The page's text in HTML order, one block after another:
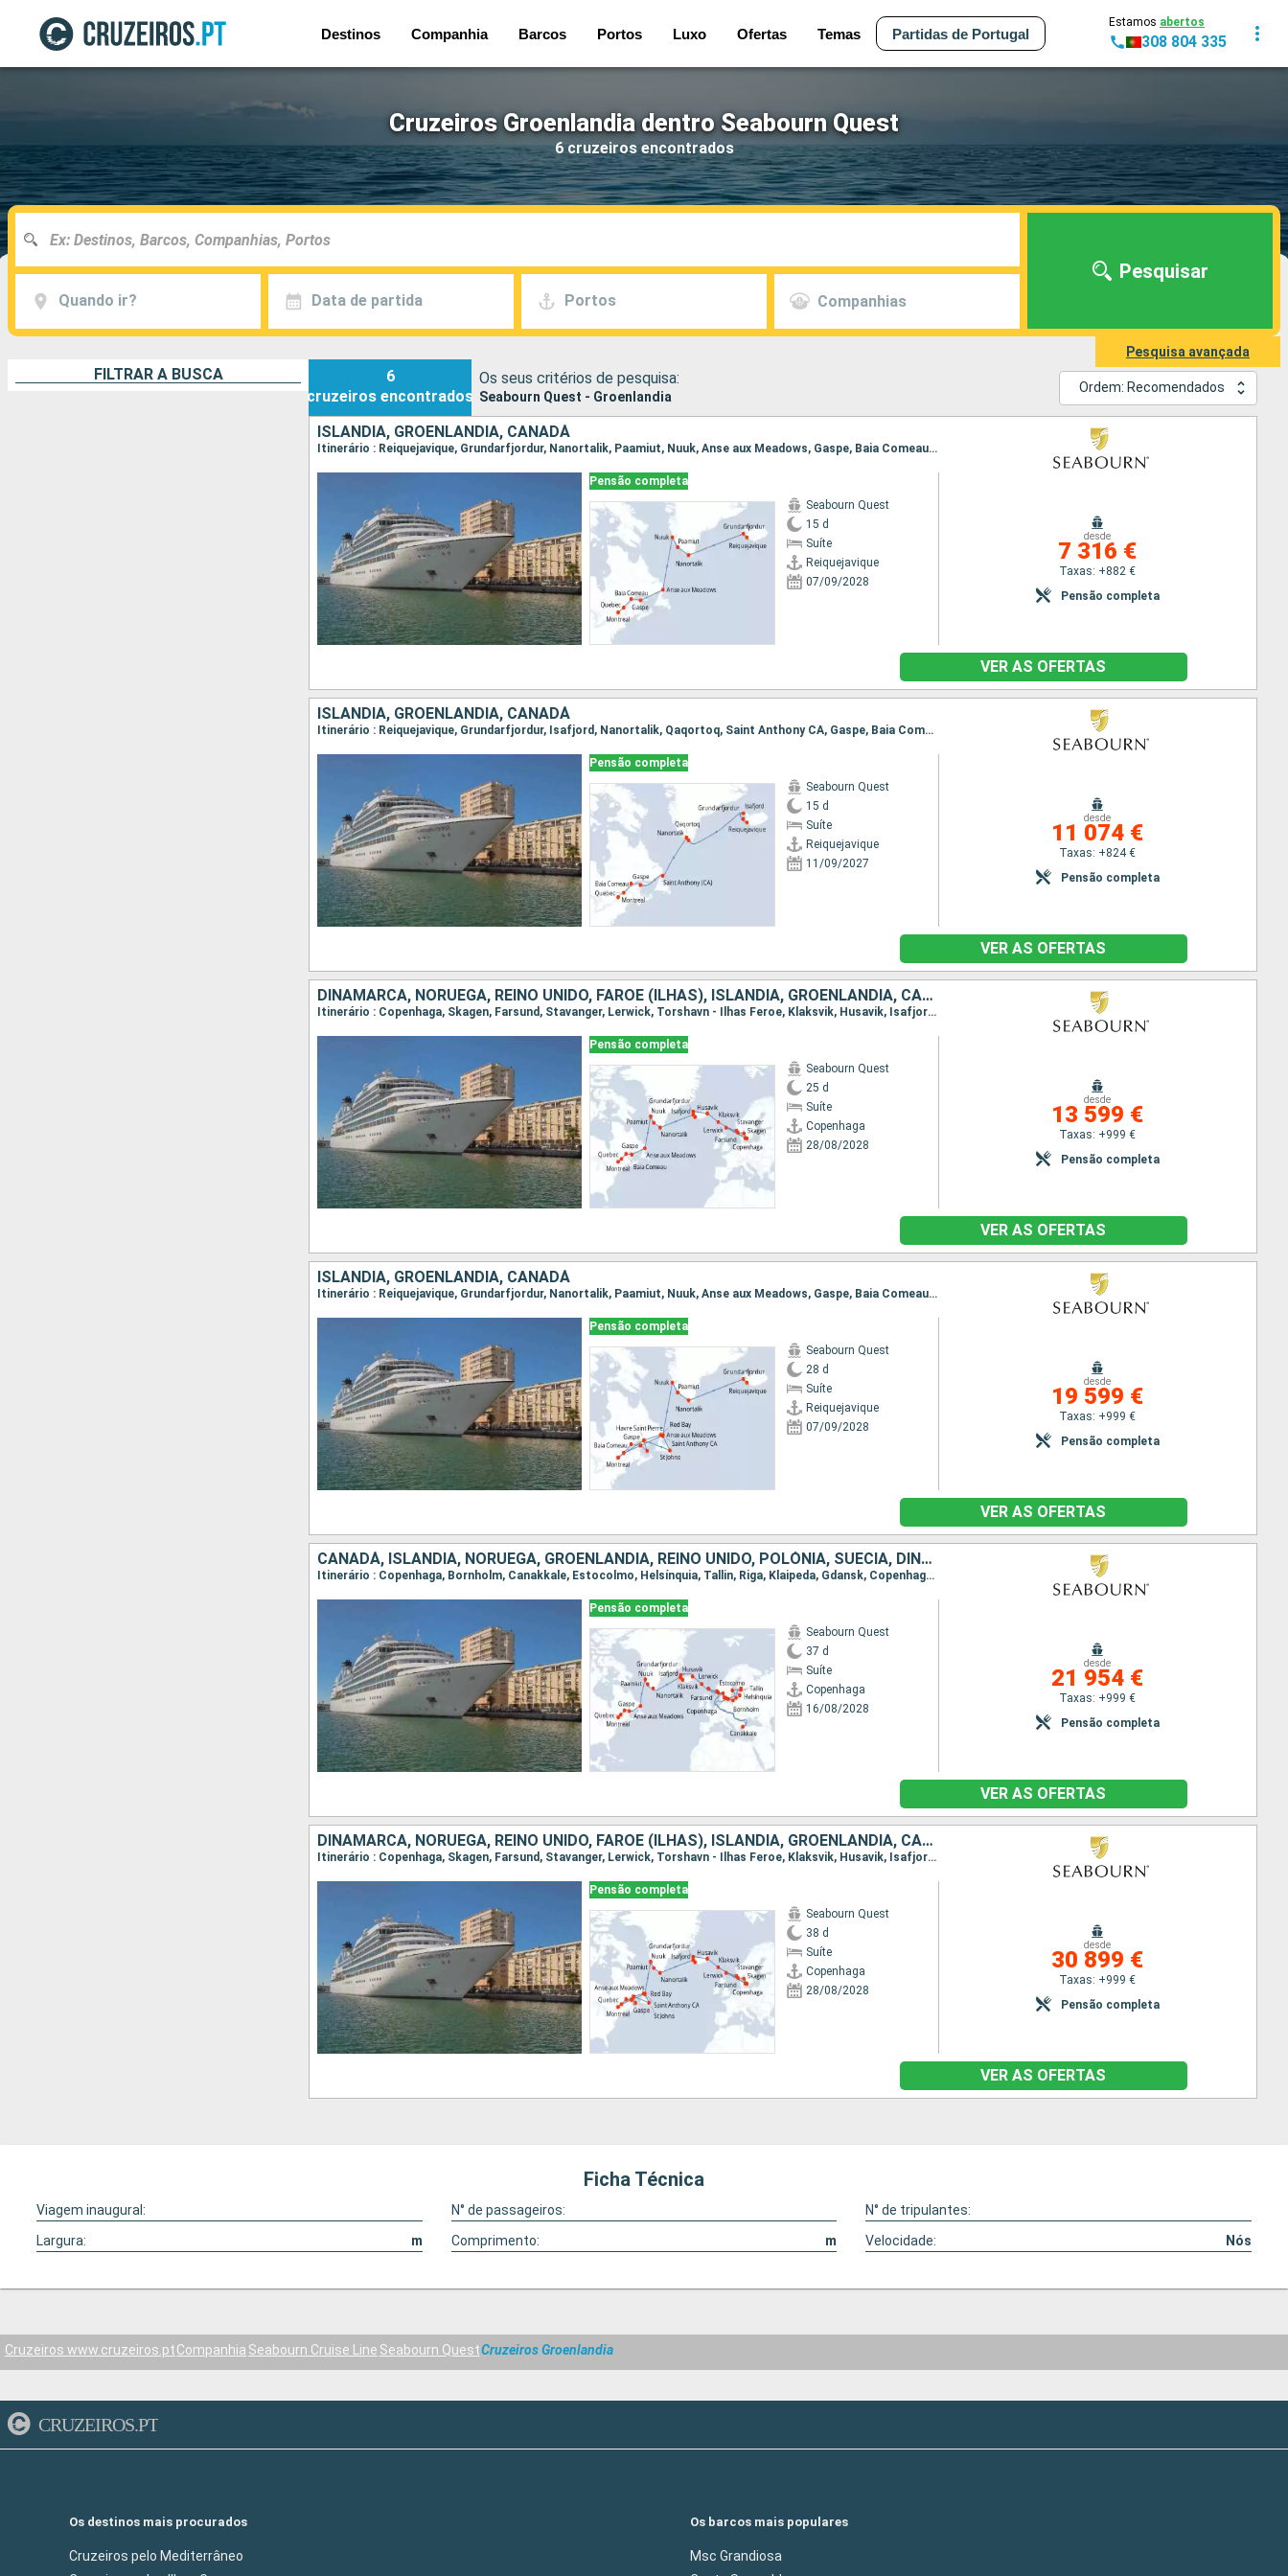
Destinos Companhia Barcos Portos Luxo Ofertas Temas Partidas de Portugal
Estamos abertos
308 804 335
Cruzeiros Groenlandia dentro Seabourn Quest
6 cruzeiros encontrados
Quando ir? Data de partida Portos Companhias
Pesquisar
Pesquisa avançada
FILTRAR A BUSCA
6
cruzeiros encontrados
Os seus critérios de pesquisa:
Seabourn Quest - Groenlandia
Ordem: Recomendados
ISLÂNDIA, GROENLANDIA, CANADÁ
Itinerário : Reiquejavique, Grundarfjordur, Nanortalik, Paamiut, Nuuk, Anse aux Meadows, Gaspe, Baia Comeau, Quebec, Montreal
Pensão completa
Seabourn Quest
15 d
Suíte
Reiquejavique
07/09/2028
desde
7 316 €
Taxas: +882 €
Pensão completa
VER AS OFERTAS
ISLÂNDIA, GROENLANDIA, CANADÁ
Itinerário : Reiquejavique, Grundarfjordur, Isafjord, Nanortalik, Qaqortoq, Saint Anthony CA, Gaspe, Baia Comeau, Quebec, Montreal
Pensão completa
Seabourn Quest
15 d
Suíte
Reiquejavique
11/09/2027
desde
11 074 €
Taxas: +824 €
Pensão completa
VER AS OFERTAS
DINAMARCA, NORUEGA, REINO UNIDO, FAROE (ILHAS), ISLÂNDIA, GROENLANDIA, CANADÁ
Itinerário : Copenhaga, Skagen, Farsund, Stavanger, Lerwick, Torshavn - Ilhas Feroe, Klaksvik, Husavik, Isafjord, Reiquejavique, Grundarfjordur, Nanortalik, Paamiut, Nuuk, Anse aux Meadows, Gaspe, Baia Comeau, Quebec, Montreal
Pensão completa
Seabourn Quest
25 d
Suíte
Copenhaga
28/08/2028
desde
13 599 €
Taxas: +999 €
Pensão completa
VER AS OFERTAS
ISLÂNDIA, GROENLANDIA, CANADÁ
Itinerário : Reiquejavique, Grundarfjordur, Nanortalik, Paamiut, Nuuk, Anse aux Meadows, Gaspe, Baia Comeau, Quebec, Montreal, Havre Saint Pierre, Red Bay, Saint Anthony CA, St Johns, Havre Saint Pierre, Cap-aux-Meules, Gaspe, Quebec, Montreal
Pensão completa
Seabourn Quest
28 d
Suíte
Reiquejavique
07/09/2028
desde
19 599 €
Taxas: +999 €
Pensão completa
VER AS OFERTAS
CANADÁ, ISLÂNDIA, NORUEGA, GROENLANDIA, REINO UNIDO, POLÓNIA, SUÉCIA, DINAMARCA, FAROE (ILHAS), LETÓNIA, ESTÓNIA, TURQUIA, FINLÂNDIA
Itinerário : Copenhaga, Bornholm, Canakkale, Estocolmo, Helsínquia, Tallin, Riga, Klaipeda, Gdansk, Copenhaga, Skagen, Farsund, Stavanger, Lerwick, Torshavn - Ilhas Feroe, Klaksvik, Husavik, Isafjord, Reiquejavique, Grundarfjordur, Nanortalik, Paamiut, Nuuk, Anse aux Meadows, Gaspe, Baia Comeau, Quebec, Montreal
Pensão completa
Seabourn Quest
37 d
Suíte
Copenhaga
16/08/2028
desde
21 954 €
Taxas: +999 €
Pensão completa
VER AS OFERTAS
DINAMARCA, NORUEGA, REINO UNIDO, FAROE (ILHAS), ISLÂNDIA, GROENLANDIA, CANADÁ
Itinerário : Copenhaga, Skagen, Farsund, Stavanger, Lerwick, Torshavn - Ilhas Feroe, Klaksvik, Husavik, Isafjord, Reiquejavique, Grundarfjordur, Nanortalik, Paamiut, Nuuk, Anse aux Meadows, Gaspe, Baia Comeau, Quebec, Montreal, Havre Saint Pierre, Red Bay, Saint Anthony CA, St Johns, Havre Saint Pierre, Cap-aux-Meules, Gaspe, Quebec, Montreal
Pensão completa
Seabourn Quest
38 d
Suíte
Copenhaga
28/08/2028
desde
30 899 €
Taxas: +999 €
Pensão completa
VER AS OFERTAS
Ficha Técnica
Viagem inaugural: N° de passageiros:
N° de tripulantes:
Largura:
m Comprimento: m Velocidade: Nós
Cruzeiros www.cruzeiros.ptCompanhia Seabourn Cruise Line Seabourn QuestCruzeiros Groenlandia
CRUZEIROS.PT
Os destinos mais procurados
Cruzeiros pelo Mediterrâneo
Os barcos mais populares
Msc Grandiosa